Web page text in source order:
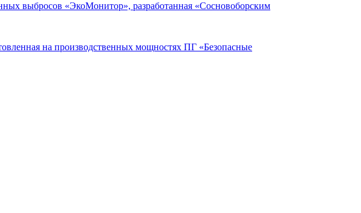
выбросов «ЭкоМонитор», разработанная «Сосновоборским
на производственных мощностях ПГ «Безопасные